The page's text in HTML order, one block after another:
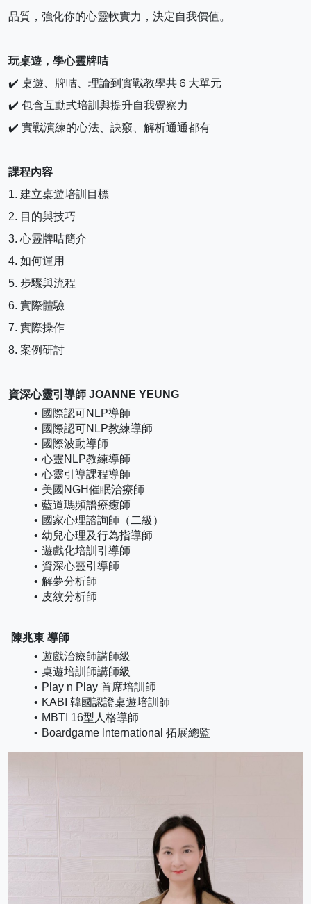
品質，強化你的心靈軟實力，決定自我價值。
玩桌遊，學心靈牌咭
✔️ 桌遊、牌咭、理論到實戰教學共６大單元
✔️ 包含互動式培訓與提升自我覺察力
✔️ 實戰演練的心法、訣竅、解析通通都有
課程內容
1. 建立桌遊培訓目標
2. 目的與技巧
3. 心靈牌咭簡介
4. 如何運用
5. 步驟與流程
6. 實際體驗
7. 實際操作
8. 案例研討
資深心靈引導師 JOANNE YEUNG
國際認可NLP導師
國際認可NLP教練導師
國際波動導師
心靈NLP教練導師
心靈引導課程導師
美國NGH催眠治療師
藍道瑪頻譜療癒師
國家心理諮詢師（二級）
幼兒心理及行為指導師
遊戲化培訓引導師
資深心靈引導師
解夢分析師
皮紋分析師
陳兆東 導師
遊戲治療師講師級
桌遊培訓師講師級
Play n Play 首席培訓師
KABI 韓國認證桌遊培訓師
MBTI 16型人格導師
Boardgame lnternational 拓展總監